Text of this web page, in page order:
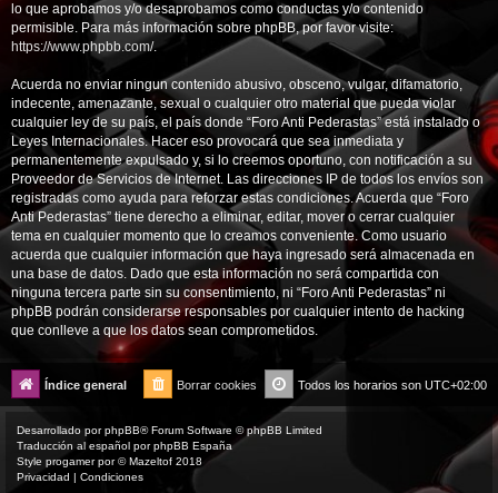
lo que aprobamos y/o desaprobamos como conductas y/o contenido
permisible. Para más información sobre phpBB, por favor visite:
https://www.phpbb.com/.
Acuerda no enviar ningun contenido abusivo, obsceno, vulgar, difamatorio,
indecente, amenazante, sexual o cualquier otro material que pueda violar
cualquier ley de su país, el país donde “Foro Anti Pederastas” está instalado o
Leyes Internacionales. Hacer eso provocará que sea inmediata y
permanentemente expulsado y, si lo creemos oportuno, con notificación a su
Proveedor de Servicios de Internet. Las direcciones IP de todos los envíos son
registradas como ayuda para reforzar estas condiciones. Acuerda que “Foro
Anti Pederastas” tiene derecho a eliminar, editar, mover o cerrar cualquier
tema en cualquier momento que lo creamos conveniente. Como usuario
acuerda que cualquier información que haya ingresado será almacenada en
una base de datos. Dado que esta información no será compartida con
ninguna tercera parte sin su consentimiento, ni “Foro Anti Pederastas” ni
phpBB podrán considerarse responsables por cualquier intento de hacking
que conlleve a que los datos sean comprometidos.
Índice general Todos los horarios son UTC+02:00
Borrar cookies
Desarrollado porphpBB® Forum Software © phpBB Limited
Traducción al español porphpBB España
Style progamerpor ©Mazeltof 2018
Privacidad | Condiciones